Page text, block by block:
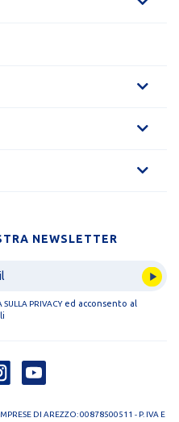
NEWSLETTER
PRIVACYed acconsento al
DI AREZZO: 00878500511 - P. IVA E